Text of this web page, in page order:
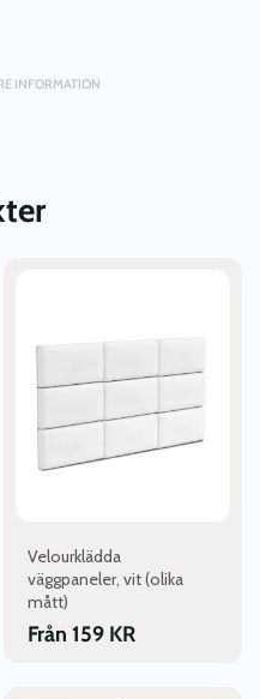
INFORMATION
Velourklädda
väggpaneler, vit (olika
mått)
Från 159 KR
olika
produktsidan